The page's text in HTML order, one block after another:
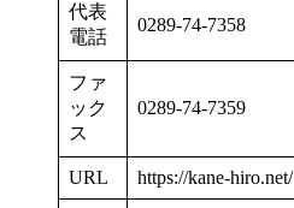
代表
電話
0289-74-7358
ファ
ック
ス
0289-74-7359
URL https://kane-hiro.net/